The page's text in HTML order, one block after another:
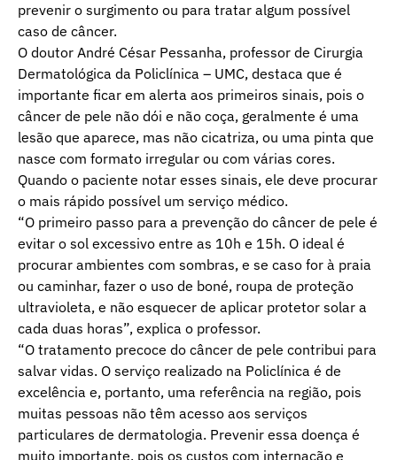
prevenir o surgimento ou para tratar algum possível
caso de câncer.
O doutor André César Pessanha, professor de Cirurgia
Dermatológica da Policlínica – UMC, destaca que é
importante ficar em alerta aos primeiros sinais, pois o
câncer de pele não dói e não coça, geralmente é uma
lesão que aparece, mas não cicatriza, ou uma pinta que
nasce com formato irregular ou com várias cores.
Quando o paciente notar esses sinais, ele deve procurar
o mais rápido possível um serviço médico.
“O primeiro passo para a prevenção do câncer de pele é
evitar o sol excessivo entre as 10h e 15h. O ideal é
procurar ambientes com sombras, e se caso for à praia
ou caminhar, fazer o uso de boné, roupa de proteção
ultravioleta, e não esquecer de aplicar protetor solar a
cada duas horas”, explica o professor.
“O tratamento precoce do câncer de pele contribui para
salvar vidas. O serviço realizado na Policlínica é de
excelência e, portanto, uma referência na região, pois
muitas pessoas não têm acesso aos serviços
particulares de dermatologia. Prevenir essa doença é
muito importante, pois os custos com internação e